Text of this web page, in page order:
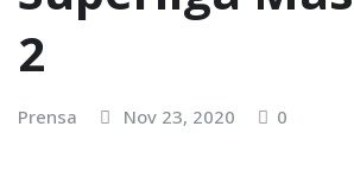
2
Prensa Nov 23, 2020 0